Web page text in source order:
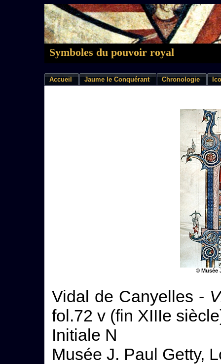
Symboles du pouvoir royal
Accueil Jaume le Conquérant Chronologie
© Musée
Vidal de Canyelles -
fol.72 v (fin XIIIe
Initiale N
Musée J. Paul Getty,